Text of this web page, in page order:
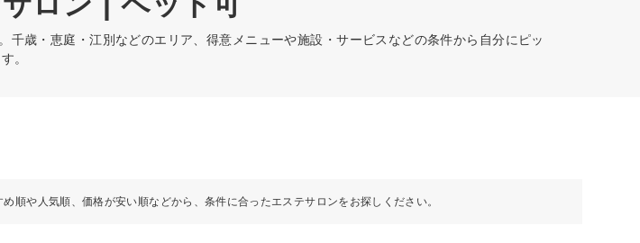
歳・恵庭・江別などのエリア、得意メニューや施設・サービスなどの条件から自分にピッ
。
め順や人気順、価格が安い順などから、条件に合ったエステサロンをお探しください。